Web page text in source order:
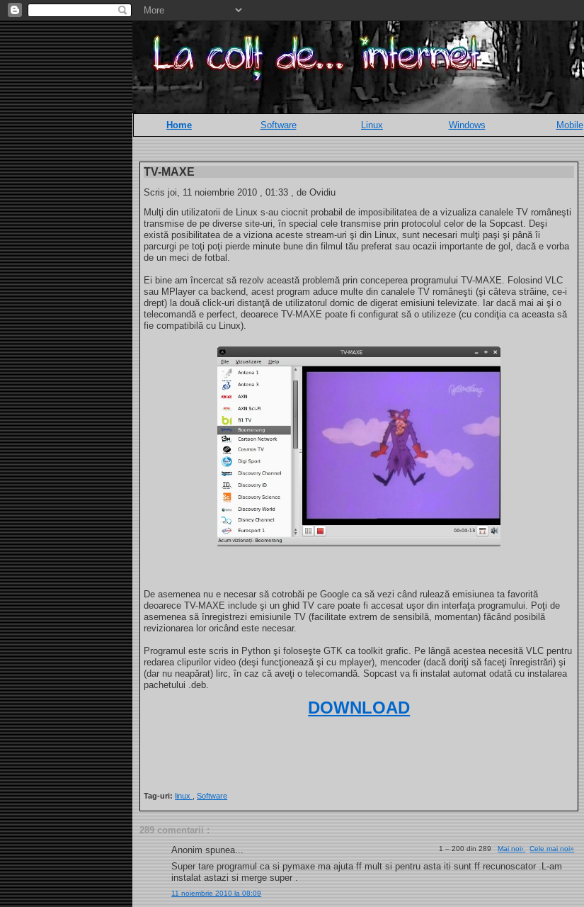
Home Software Linux Windows Mobile
TV-MAXE
Scris joi, 11 noiembrie 2010 , 01:33 , de Ovidiu
Mulţi din utilizatorii de Linux s-au ciocnit probabil de imposibilitatea de a vizualiza canalele TV româneşti
transmise de pe diverse site-uri, în special cele transmise prin protocolul celor de la Sopcast. Deşi
există posibilitatea de a viziona aceste stream-uri şi din Linux, sunt necesari mulţi paşi şi până îi
parcurgi pe toţi poţi pierde minute bune din filmul tău preferat sau ocazii importante de gol, dacă e vorba
de un meci de fotbal.
Ei bine am încercat să rezolv această problemă prin conceperea programului TV-MAXE. Folosind VLC
sau MPlayer ca backend, acest program aduce multe din canalele TV româneşti (şi câteva străine, ce-i
drept) la două click-uri distanţă de utilizatorul dornic de digerat emisiuni televizate. Iar dacă mai ai şi o
telecomandă e perfect, deoarece TV-MAXE poate fi configurat să o utilizeze (cu condiţia ca aceasta să
fie compatibilă cu Linux).
De asemenea nu e necesar să cotrobăi pe Google ca să vezi când rulează emisiunea ta favorită
deoarece TV-MAXE include şi un ghid TV care poate fi accesat uşor din interfaţa programului. Poţi de
asemenea să înregistrezi emisiunile TV (facilitate extrem de sensibilă, momentan) făcând posibilă
revizionarea lor oricând este necesar.
Programul este scris in Python şi foloseşte GTK ca toolkit grafic. Pe lângă acestea necesită VLC pentru
redarea clipurilor video (deşi funcţionează şi cu mplayer), mencoder (dacă doriţi să faceţi înregistrări) şi
(dar nu neapărat) lirc, în caz că aveţi o telecomandă. Sopcast va fi instalat automat odată cu instalarea
pachetului .deb.
DOWNLOAD
Tag-uri: linux ,Software
289 comentarii :
1 – 200 din 289Mai noi› Cele mai noi»
Anonim spunea...
Super tare programul ca si pymaxe ma ajuta ff mult si pentru asta iti sunt ff recunoscator .L-am
instalat astazi si merge super .
11 noiembrie 2010 la 08:09